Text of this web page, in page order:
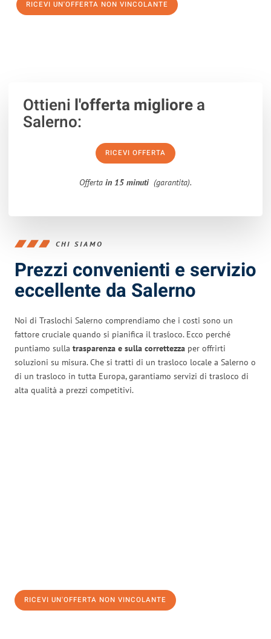
RICEVI UN'OFFERTA NON VINCOLANTE
Ottieni l'offerta migliorea
Salerno:
RICEVI OFFERTA
Offerta in 15 minuti (garantita).
CHI SIAMO
Prezzi convenienti e servizio
eccellente da Salerno
Noi di Traslochi Salerno comprendiamo che i costi sono un
fattore cruciale quando si pianifica il trasloco. Ecco perché
puntiamo sulla trasparenza e sulla correttezza per offrirti
soluzioni su misura. Che si tratti di un trasloco locale a Salerno o
di un trasloco in tutta Europa, garantiamo servizi di trasloco di
alta qualità a prezzi competitivi.
RICEVI UN'OFFERTA NON VINCOLANTE